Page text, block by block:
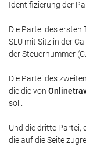
Identifizierung der
Die Partei des ersten
SLU mit Sitz in der
der Steuernummer
Die Partei des
die die von
soll.
Und die dritte Partei,
die auf die Seite